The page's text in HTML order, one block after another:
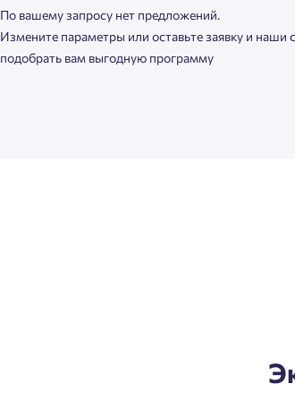
По вашему запросу нет предложений.
Измените параметры или оставьте заявку и наши
подобрать вам выгодную программу